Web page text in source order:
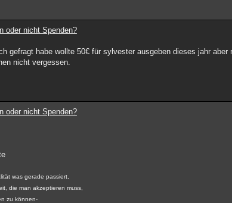
oder nicht Spenden?
gefragt habe wollte 50€ für sylvester ausgeben dieses jahr aber
nicht vergessen.
oder nicht Spenden?
was gerade passiert,
die man akzeptieren muss,
zu können-